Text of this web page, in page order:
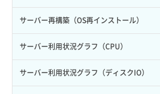
サーバー再構築（OS再インストール）
サーバー利用状況グラフ（CPU）
サーバー利用状況グラフ（ディスクIO）